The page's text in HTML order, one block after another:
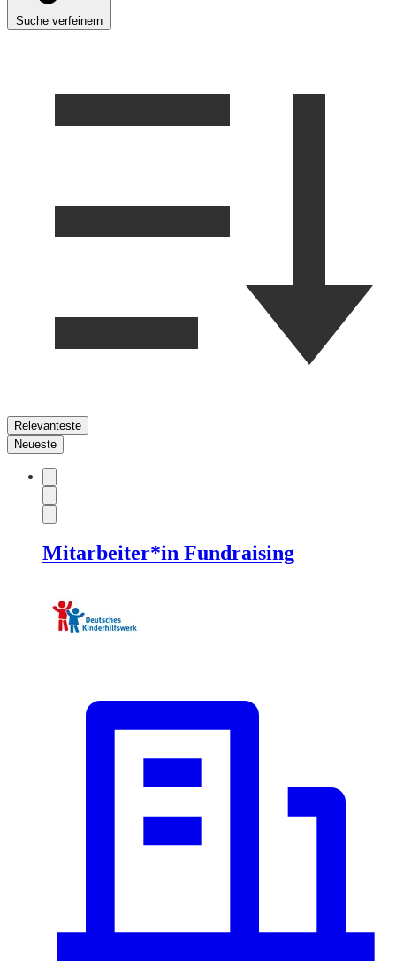
Suche verfeinern
Relevanteste
Neueste
Mitarbeiter*in Fundraising